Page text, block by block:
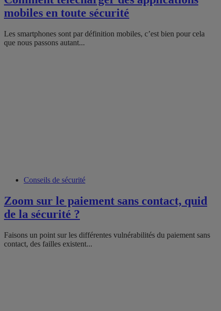
mobiles en toute sécurité
Les smartphones sont par définition mobiles, c’est bien pour cela
que nous passons autant...
Conseils de sécurité
Zoom sur le paiement sans contact, quid
de la sécurité ?
Faisons un point sur les différentes vulnérabilités du paiement sans
contact, des failles existent...